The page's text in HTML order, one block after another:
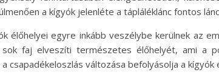
a kígyók jelenléte a tápláléklánc fontos
élőhelyei egyre inkább veszélybe kerülnek az
faj elveszíti természetes élőhelyét, ami a
csapadékeloszlás változása befolyásolja a